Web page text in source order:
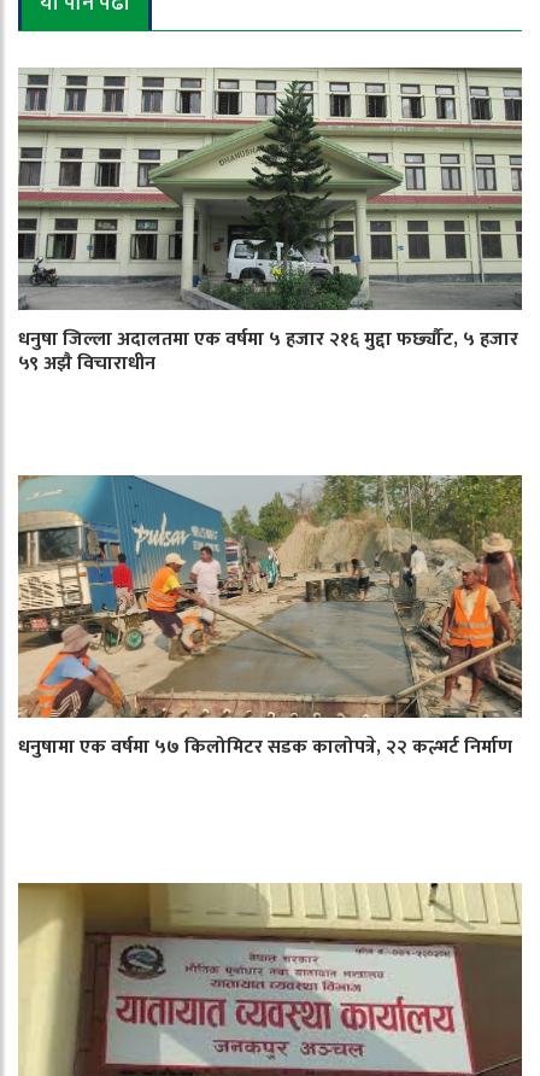
धनुषा जिल्ला अदालतमा एक वर्षमा ५ हजार २१६ मुद्दा फर्छ्यौट, ५ हजार
५९ अझै विचाराधीन
धनुषामा एक वर्षमा ५७ किलोमिटर सडक कालोपत्रे, २२ कल्भर्ट निर्माण